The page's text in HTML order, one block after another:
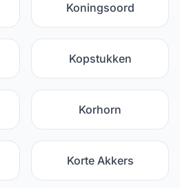
Koningsoord
Kopstukken
Korhorn
Korte Akkers